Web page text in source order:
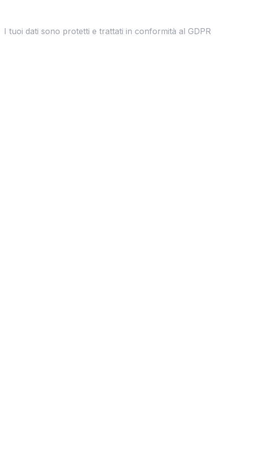
I tuoi dati sono protetti e trattati in conformità al GDPR